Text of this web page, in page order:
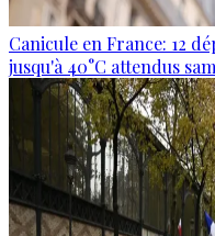
Canicule en France: 12
jusqu'à 40°C attendus